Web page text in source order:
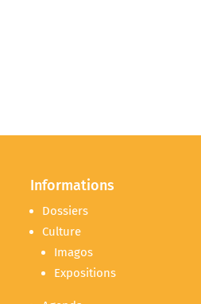
Informations
Dossiers
Culture
Imagos
Expositions